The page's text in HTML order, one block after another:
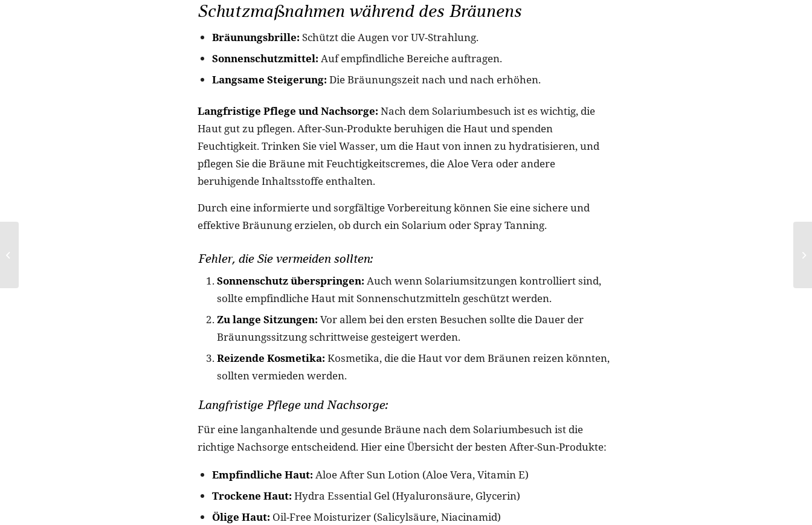
Schutzmaßnahmen während des Bräunens
Bräunungsbrille: Schützt die Augen vor UV-Strahlung.
Sonnenschutzmittel: Auf empfindliche Bereiche auftragen.
Langsame Steigerung: Die Bräunungszeit nach und nach erhöhen.
Langfristige Pflege und Nachsorge: Nach dem Solariumbesuch ist es wichtig, die
Haut gut zu pflegen. After-Sun-Produkte beruhigen die Haut und spenden
Feuchtigkeit. Trinken Sie viel Wasser, um die Haut von innen zu hydratisieren, und
pflegen Sie die Bräune mit Feuchtigkeitscremes, die Aloe Vera oder andere
beruhigende Inhaltsstoffe enthalten.
Durch eine informierte und sorgfältige Vorbereitung können Sie eine sichere und
effektive Bräunung erzielen, ob durch ein Solarium oder Spray Tanning.
Fehler, die Sie vermeiden sollten:
Sonnenschutz überspringen: Auch wenn Solariumsitzungen kontrolliert sind,
sollte empfindliche Haut mit Sonnenschutzmitteln geschützt werden.
Zu lange Sitzungen: Vor allem bei den ersten Besuchen sollte die Dauer der
Bräunungssitzung schrittweise gesteigert werden.
Reizende Kosmetika: Kosmetika, die die Haut vor dem Bräunen reizen könnten,
sollten vermieden werden.
Langfristige Pflege und Nachsorge:
Für eine langanhaltende und gesunde Bräune nach dem Solariumbesuch ist die
richtige Nachsorge entscheidend. Hier eine Übersicht der besten After-Sun-Produkte:
Empfindliche Haut: Aloe After Sun Lotion (Aloe Vera, Vitamin E)
Trockene Haut: Hydra Essential Gel (Hyaluronsäure, Glycerin)
Ölige Haut: Oil-Free Moisturizer (Salicylsäure, Niacinamid)